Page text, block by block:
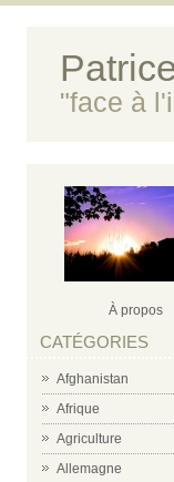
"face à
À propos
CATÉGORIES
Afghanistan
Afrique
Agriculture
Allemagne